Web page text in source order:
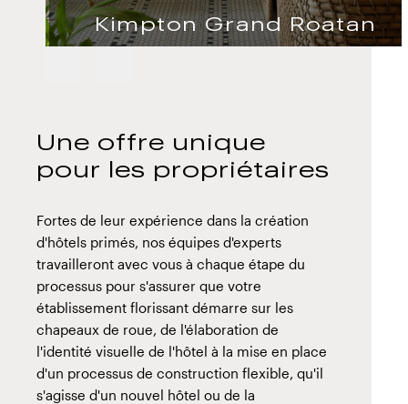
Une offre unique
pour les propriétaires
Fortes de leur expérience dans la création
d'hôtels primés, nos équipes d'experts
travailleront avec vous à chaque étape du
processus pour s'assurer que votre
établissement florissant démarre sur les
chapeaux de roue, de l'élaboration de
l'identité visuelle de l'hôtel à la mise en place
d'un processus de construction flexible, qu'il
s'agisse d'un nouvel hôtel ou de la
Kimpton Grand Roatan